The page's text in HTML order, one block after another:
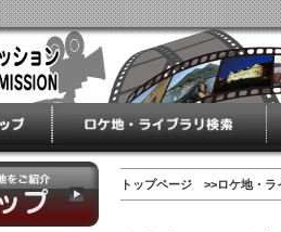
トップページ >>ロケ地・